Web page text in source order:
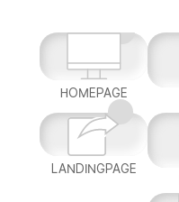
HOMEPAGE
LANDINGPAGE